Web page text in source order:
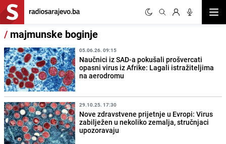
/ majmunske boginje
05.06.26. 09:15
Naučnici iz SAD-a pokušali prošvercati
opasni virus iz Afrike: Lagali istražiteljima
na aerodromu
29.10.25. 17:30
Nove zdravstvene prijetnje u Evropi: Virus
zabilježen u nekoliko zemalja, stručnjaci
upozoravaju